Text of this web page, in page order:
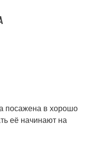
посажена в хорошо
её начинают на